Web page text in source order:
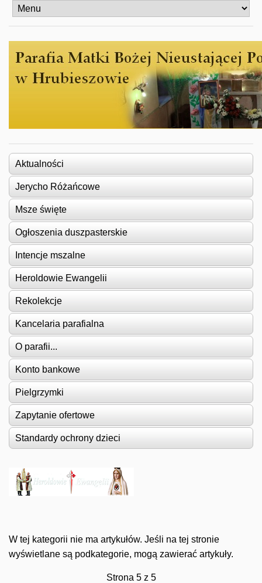
Aktualności
Jerycho Różańcowe
Msze święte
Ogłoszenia duszpasterskie
Intencje mszalne
Heroldowie Ewangelii
Rekolekcje
Kancelaria parafialna
O parafii...
Konto bankowe
Pielgrzymki
Zapytanie ofertowe
Standardy ochrony dzieci
W tej kategorii nie ma artykułów. Jeśli na tej stronie
wyświetlane są podkategorie, mogą zawierać artykuły.
Strona 5 z 5